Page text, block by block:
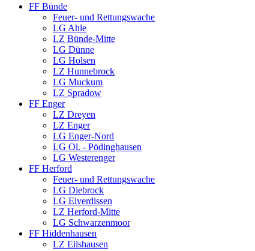
FF Bünde
Feuer- und Rettungswache
LG Ahle
LZ Bünde-Mitte
LG Dünne
LG Holsen
LZ Hunnebrock
LG Muckum
LZ Spradow
FF Enger
LZ Dreyen
LZ Enger
LG Enger-Nord
LG Ol. - Pödinghausen
LG Westerenger
FF Herford
Feuer- und Rettungswache
LG Diebrock
LG Elverdissen
LZ Herford-Mitte
LG Schwarzenmoor
FF Hiddenhausen
LZ Eilshausen